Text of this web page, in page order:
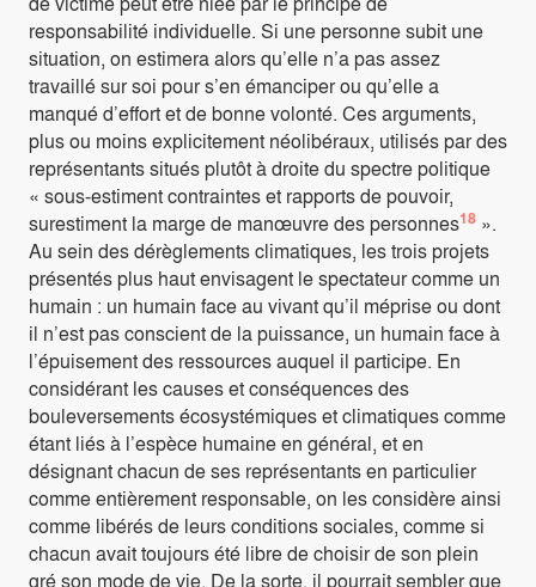
responsabilité individuelle. Si une personne subit une
situation, on estimera alors qu’elle n’a pas assez
travaillé sur soi pour s’en émanciper ou qu’elle a
manqué d’effort et de bonne volonté. Ces arguments,
plus ou moins explicitement néolibéraux, utilisés par des
représentants situés plutôt à droite du spectre politique
« sous-estiment contraintes et rapports de pouvoir,
surestiment la marge de manœuvre des personnes18 ».
Au sein des dérèglements climatiques, les trois projets
présentés plus haut envisagent le spectateur comme un
humain : un humain face au vivant qu’il méprise ou dont
il n’est pas conscient de la puissance, un humain face à
l’épuisement des ressources auquel il participe. En
considérant les causes et conséquences des
bouleversements écosystémiques et climatiques comme
étant liés à l’espèce humaine en général, et en
désignant chacun de ses représentants en particulier
comme entièrement responsable, on les considère ainsi
comme libérés de leurs conditions sociales, comme si
chacun avait toujours été libre de choisir de son plein
gré son mode de vie. De la sorte, il pourrait sembler que